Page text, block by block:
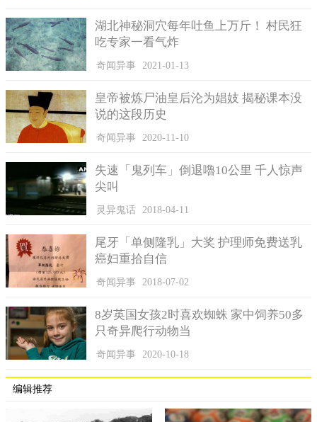
湖北神秘洞穴每年吐鱼上万斤！ 村民狂
吃专家一看气炸
奇闻异事 2021-01-13
皇帝被炼尸油皇后沦为娼妓 揭秘课本没
说的这段历史
奇闻异事 2020-11-10
失速「鬼列车」倒退嚕10公里 千人惊声
尖叫
灵异鬼话 2018-04-11
尾牙「单侧隆乳」大奖 护理师免费送乳
癌妇重拾自信
奇闻异事 2018-07-02
8岁英国女孩2时喜欢蜘蛛 家中饲养50多
只奇异爬行动物当
奇闻异事 2020-10-18
编辑推荐